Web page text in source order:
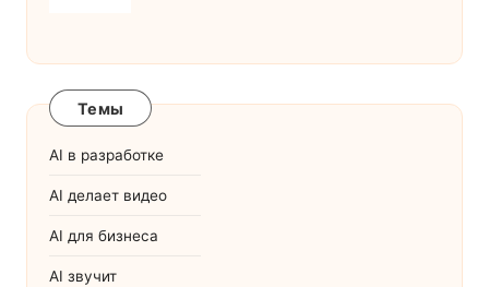
Темы
AI в разработке
AI делает видео
AI для бизнеса
AI звучит